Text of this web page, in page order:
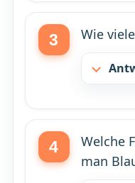
Wie
Welche
man